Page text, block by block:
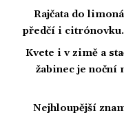
Rajčata do
předčí i citrónovku.
Kvete i v zimě a
žabinec je noční
Nejhloupější